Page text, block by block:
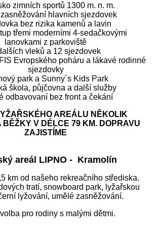
zimních sportů 1300 m. n. m.
hlavních sjezdovek
bez rizika kamenů a lavin
třemi moderními 4-sedačkovými
lanovkami z parkoviště
vleků a 12 sjezdovek
Evropského poháru a lákavé rodinné
sjezdovky
park a Sunny´s Kids Park
škola, půjčovna a další služby
odbavovaní bez front a čekání
AREÁLU NĚKOLIK
BĚŽKY V DÉLCE 79 KM. DOPRAVU
ZAJISTÍME
areál LIPNO - Kramolín
km od našeho rekreačního střediska.
tratí, snowboard park, lyžařskou
lyžování, umělé zasněžování.
pro rodiny s malými dětmi.